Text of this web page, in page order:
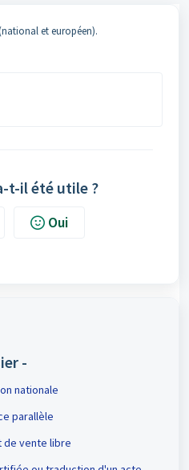
et européen).
t-il été utile ?
Oui
-
nationale
parallèle
vente libre